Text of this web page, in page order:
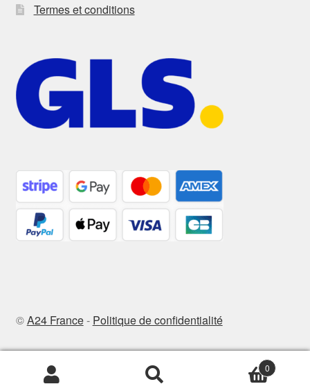
Termes et conditions
©A24 France- Politique de confidentialité
Recherche
Recherche
0